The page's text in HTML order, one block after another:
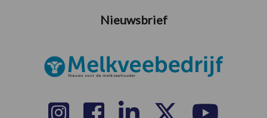
Nieuwsbrief